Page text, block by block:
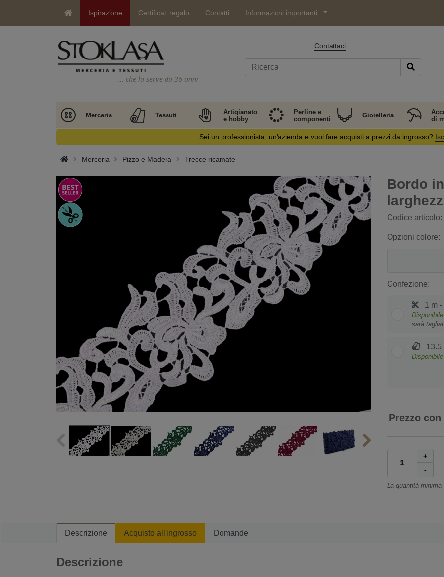
Ispirazione Certificati regalo Contatti Informazioni importanti:
… che la serve da 36 anni
Contattaci
Merceria Tessuti
Artigianato
e hobby
Perline e
componenti
Gioielleria
di
Sei un professionista, un'azienda e vuoi fare acquisti a prezzi da ingrosso?
Merceria Pizzo e Madera Trecce ricamate
Bordo
Codice articolo:
Opzioni colore:
Confezione:
1 m
Disponibile
sarà
13.5
Disponibile
Prezzo con
+
-
La quantità minima
Descrizione Acquisto all'ingrosso Domande
Descrizione